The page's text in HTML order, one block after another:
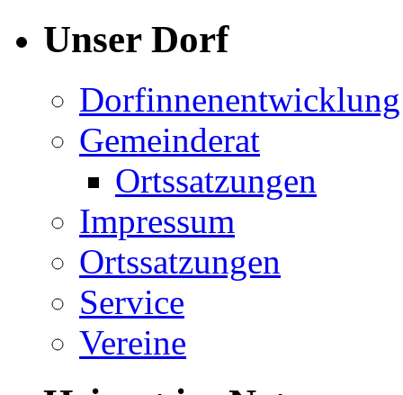
Unser Dorf
Dorfinnenentwicklung
Gemeinderat
Ortssatzungen
Impressum
Ortssatzungen
Service
Vereine